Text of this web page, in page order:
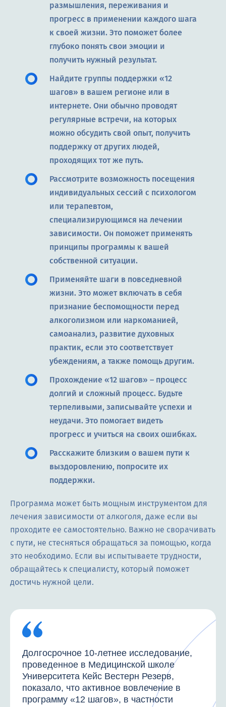
размышления, переживания и
прогресс в применении каждого шага
к своей жизни. Это поможет более
глубоко понять свои эмоции и
получить нужный результат.
Найдите группы поддержки «12
шагов» в вашем регионе или в
интернете. Они обычно проводят
регулярные встречи, на которых
можно обсудить свой опыт, получить
поддержку от других людей,
проходящих тот же путь.
Рассмотрите возможность посещения
индивидуальных сессий с психологом
или терапевтом,
специализирующимся на лечении
зависимости. Он поможет применять
принципы программы к вашей
собственной ситуации.
Применяйте шаги в повседневной
жизни. Это может включать в себя
признание беспомощности перед
алкоголизмом или наркоманией,
самоанализ, развитие духовных
практик, если это соответствует
убеждениям, а также помощь другим.
Прохождение «12 шагов» – процесс
долгий и сложный процесс. Будьте
терпеливыми, записывайте успехи и
неудачи. Это помогает видеть
прогресс и учиться на своих ошибках.
Расскажите близким о вашем пути к
выздоровлению, попросите их
поддержки.
Программа может быть мощным инструментом для
лечения зависимости от алкоголя, даже если вы
проходите ее самостоятельно. Важно не сворачивать
с пути, не стесняться обращаться за помощью, когда
это необходимо. Если вы испытываете трудности,
обращайтесь к специалисту, который поможет
достичь нужной цели.
Долгосрочное 10-летнее исследование,
проведенное в Медицинской школе
Университета Кейс Вестерн Резерв,
показало, что активное вовлечение в
программу «12 шагов», в частности